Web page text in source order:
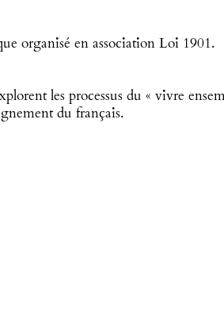
organisé en association Loi 1901.
les processus du « vivre
du français.